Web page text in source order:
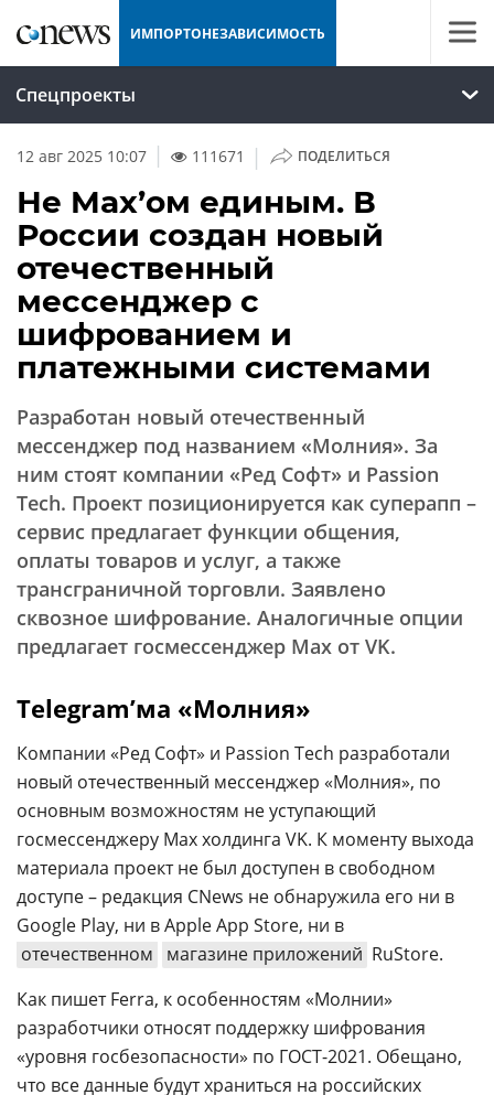
ИМПОРТОНЕЗАВИСИМОСТЬ
Спецпроекты
12 авг 2025 10:07 111671 | ПОДЕЛИТЬСЯ
Не Max’ом единым. В
России создан новый
отечественный
мессенджер с
шифрованием и
платежными системами
Разработан новый отечественный
мессенджер под названием «Молния». За
ним стоят компании «Ред Софт» и Passion
Tech. Проект позиционируется как суперапп –
сервис предлагает функции общения,
оплаты товаров и услуг, а также
трансграничной торговли. Заявлено
сквозное шифрование. Аналогичные опции
предлагает госмессенджер Max от VK.
Telegram’ма «Молния»
Компании «Ред Софт» и Passion Tech разработали
новый отечественный мессенджер «Молния», по
основным возможностям не уступающий
госмессенджеру Max холдинга VK. К моменту выхода
материала проект не был доступен в свободном
доступе – редакция CNews не обнаружила его ни в
Google Play, ни в Apple App Store, ни в
отечественном
магазине приложений RuStore.
Как пишет Ferra, к особенностям «Молнии»
разработчики относят поддержку шифрования
«уровня госбезопасности» по ГОСТ-2021. Обещано,
что все данные будут храниться на российских